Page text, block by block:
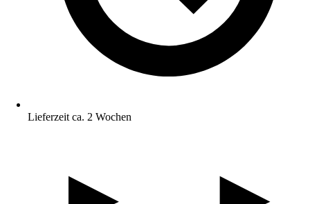
Lieferzeit ca. 2 Wochen